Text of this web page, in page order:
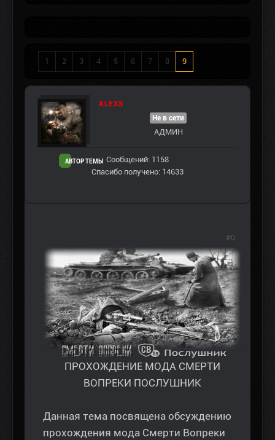
1 2 3 4 5 6 7 8 9
ALEXS
АВТОР ТЕМЫ
Не в сети
АДМИН
Сообщений: 1158
Спасибо получено: 14633
ПРОХОЖДЕНИЕ МОДА СМЕРТИ
ВОПРЕКИ ПОСЛУШНИК
Данная тема посвящена обсуждению
прохождения мода Смерти Вопреки
#0